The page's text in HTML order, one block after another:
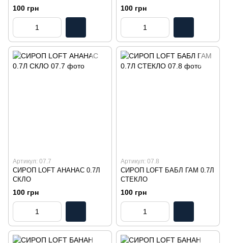
100 грн 100 грн
Артикул: 07.7
СИРОП LOFT АНАНАС 0.7Л
СКЛО
100 грн
Артикул: 07.8
СИРОП LOFT БАБЛ ГАМ 0.7Л
СТЕКЛО
100 грн